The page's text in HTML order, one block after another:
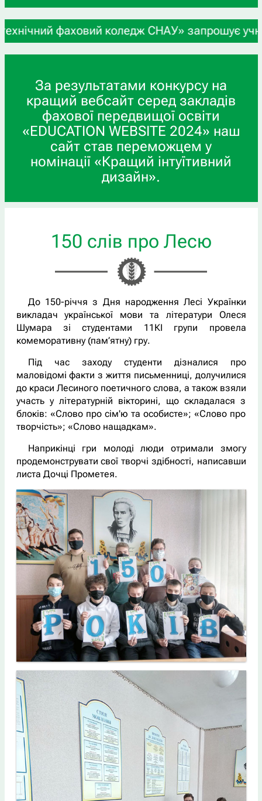
фаховий коледж СНАУ» запрошує учнів 9-х та
За результатами конкурсу на
кращий вебсайт серед закладів
фахової передвищої освіти
«EDUCATION WEBSITE 2024» наш
сайт став переможцем у
номінації «Кращий інтуїтивний
дизайн».
150 слів про Лесю
До 150-річчя з Дня народження Лесі Українки
викладач української мови та літератури Олеся
Шумара зі студентами 11КІ групи провела
комеморативну (пам’ятну) гру.
Під час заходу студенти дізналися про
маловідомі факти з життя письменниці, долучилися
до краси Лесиного поетичного слова, а також взяли
участь у літературній вікторині, що складалася з
блоків: «Слово про сім'ю та особисте»; «Слово про
творчість»; «Слово нащадкам».
Наприкінці гри молоді люди отримали змогу
продемонструвати свої творчі здібності, написавши
листа Дочці Прометея.